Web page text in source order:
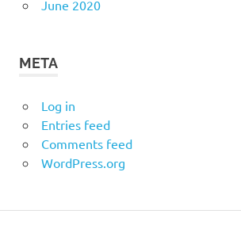
June 2020
META
Log in
Entries feed
Comments feed
WordPress.org